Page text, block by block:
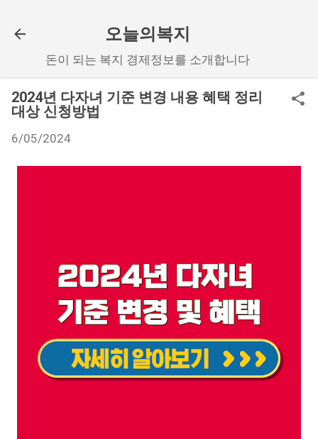
오늘의복지
돈이 되는 복지 경제정보를 소개합니다
2024년 다자녀 기준 변경 내용 혜택 정리
대상 신청방법
6/05/2024